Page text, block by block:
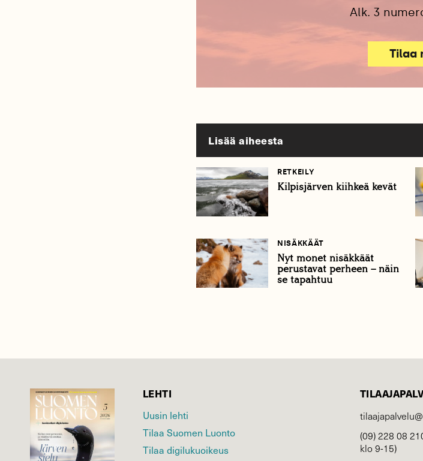
Alk. 3
Tilaa
Lisää aiheesta
RETKEILY
Kilpisjärven kiihkeä kevät
NISÄKKÄÄT
Nyt monet nisäkkäät
perustavat perheen – näin
se tapahtuu
LEHTI
Uusin lehti
Tilaa Suomen Luonto
Tilaa digilukuoikeus
(09) 228 08
klo 9-15)